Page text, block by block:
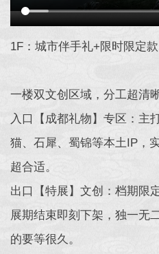
1F：城市伴手礼+限时限定款
一楼双文创区域，分工超清
入口【成都礼物】专区：主
猫、石犀、蜀锦等本土IP，
超合适。
出口【特展】文创：档期限
展期结束即刻下架，独一无
的要等很久。